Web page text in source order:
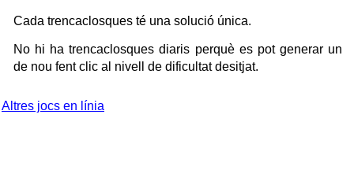
Cada trencaclosques té una solució única.
No hi ha trencaclosques diaris perquè es pot generar un
de nou fent clic al nivell de dificultat desitjat.
Altres jocs en línia